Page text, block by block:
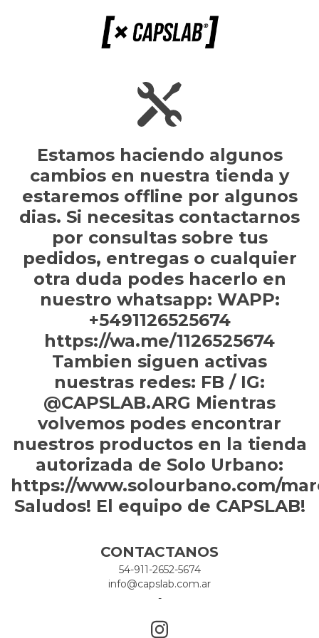
Estamos haciendo algunos
cambios en nuestra tienda y
estaremos offline por algunos
dias. Si necesitas contactarnos
por consultas sobre tus
pedidos, entregas o cualquier
otra duda podes hacerlo en
nuestro whatsapp: WAPP:
+5491126525674
https://wa.me/1126525674
Tambien siguen activas
nuestras redes: FB / IG:
@CAPSLAB.ARG Mientras
volvemos podes encontrar
nuestros productos en la tienda
autorizada de Solo Urbano:
https://www.solourbano.com/
Saludos! El equipo de CAPSLAB!
CONTACTANOS
54-911-2652-5674
info@capslab.com.ar
-